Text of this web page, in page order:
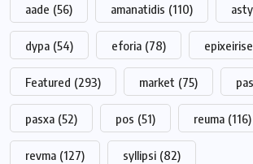
aade (56) amanatidis (110)
dypa (54) eforia (78)
Featured (293) market (75)
pasxa (52) pos (51) reuma (116)
revma (127) syllipsi (82)